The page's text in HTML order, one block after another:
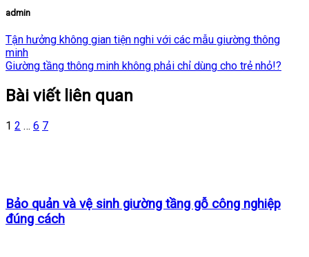
admin
Tận hưởng không gian tiện nghi với các mẫu giường thông
minh
Giường tầng thông minh không phải chỉ dùng cho trẻ nhỏ!?
Bài viết liên quan
1 2 … 6 7
Bảo quản và vệ sinh giường tầng gỗ công nghiệp
đúng cách